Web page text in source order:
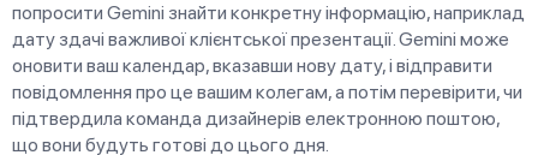
попросити Gemini знайти конкретну інформацію, наприклад
дату здачі важливої клієнтської презентації. Gemini може
оновити ваш календар, вказавши нову дату, і відправити
повідомлення про це вашим колегам, а потім перевірити, чи
підтвердила команда дизайнерів електронною поштою,
що вони будуть готові до цього дня.